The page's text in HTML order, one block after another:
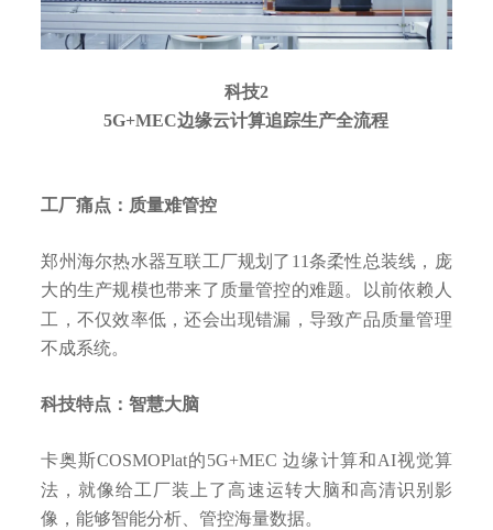
科技2
5G+MEC边缘云计算追踪生产全流程
工厂痛点：质量难管控
郑州海尔热水器互联工厂规划了11条柔性总装线，庞
大的生产规模也带来了质量管控的难题。以前依赖人
工，不仅效率低，还会出现错漏，导致产品质量管理
不成系统。
科技特点：智慧大脑
卡奥斯COSMOPlat的5G+MEC 边缘计算和AI视觉算
法，就像给工厂装上了高速运转大脑和高清识别影
像，能够智能分析、管控海量数据。